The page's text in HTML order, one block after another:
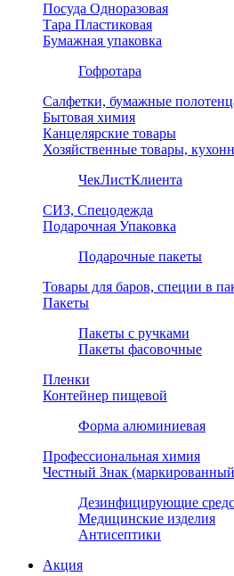
Посуда Одноразовая
Тара Пластиковая
Бумажная упаковка
Гофротара
Салфетки, бумажные
Бытовая химия
Канцелярские товары
Хозяйственные товары,
ЧекЛистКлиента
СИЗ, Спецодежда
Подарочная Упаковка
Подарочные пакеты
Товары для баров, специи в
Пакеты
Пакеты с ручками
Пакеты фасовочные
Пленки
Контейнер пищевой
Форма алюминиевая
Профессиональная химия
Честный Знак
Дезинфицирующие
Медицинские изделия
Антисептики
Акция